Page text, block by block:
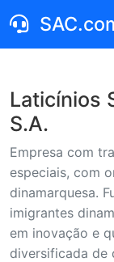
Laticínios
S.A.
Empresa com
especiais, com
dinamarquesa.
imigrantes
em inovação e
diversificada de